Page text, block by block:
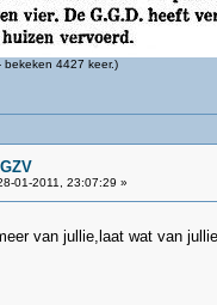
4427 keer.)
01-2011, 23:07:29 »
van jullie,laat wat van